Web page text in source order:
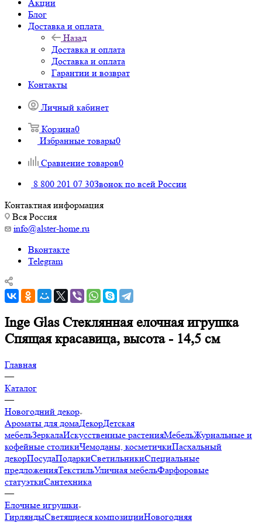
Акции
Блог
Доставка и оплата
Назад
Доставка и оплата
Доставка и оплата
Гарантии и возврат
Контакты
Личный кабинет
Корзина0
Избранные товары0
Сравнение товаров0
8 800 201 07 30Звонок по всей России
Контактная информация
Вся Россия
info@alster-home.ru
Вконтакте
Telegram
Inge Glas Стеклянная елочная игрушка
Спящая красавица, высота - 14,5 см
Главная
—
Каталог
—
Новогодний декор
Ароматы для домаДекорДетская
мебельЗеркалаИскусственные растенияМебельЖурнальные и
кофейные столикиЧемоданы, косметичкиПасхальный
декорПосудаПодаркиСветильникиСпециальные
предложенияТекстильУличная мебельФарфоровые
статуэткиСантехника
—
Елочные игрушки
ГирляндыСветящиеся композицииНовогодняя